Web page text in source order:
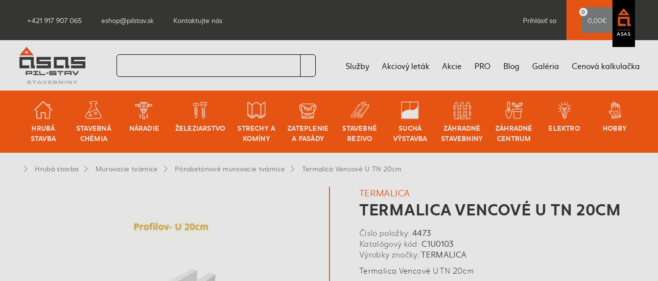
+421 917 907 065 eshop@pilstav.sk Kontaktujte nás Prihlásiť sa
0
0,00€
spoznaj
ASAS
Služby Akciový leták Akcie PRO Blog Galéria Cenová kalkulačka
HRUBÁ
STAVBA
STAVEBNÁ
CHÉMIA
NÁRADIE ŽELEZIARSTVO
STRECHY A
KOMÍNY
ZATEPLENIE
A FASÁDY
STAVEBNÉ
REZIVO
SUCHÁ
VÝSTAVBA
ZÁHRADNÉ
STAVEBNINY
ZÁHRADNÉ
CENTRUM
ELEKTRO HOBBY
Hrubá stavba Murovacie tvárnice Pórobetónové murovacie tvárnice Termalica Vencové U TN 20cm
TERMALICA
TERMALICA VENCOVÉ U TN 20CM
Číslo položky: 4473
Katalógový kód:C1U0103
Výrobky značky:TERMALICA
Termalica Vencové U TN 20cm